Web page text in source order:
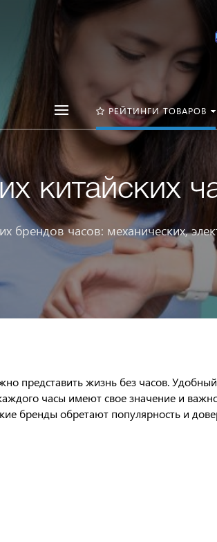
РЕЙТИНГИ ТОВАРОВ
китайских
брендов часов: механических,
представить жизнь без часов.
часы имеют свое значение и
бренды обретают популярность и